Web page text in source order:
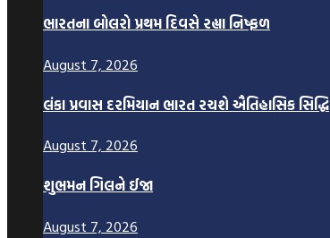
ભારતના બોલરો પ્રથમ દિવસે રહ્યા નિષ્ફળ
August 7, 2026
લંકા પ્રવાસ દરમિયાન ભારત રચશે ઐતિહાસિક સિદ્ધિ
August 7, 2026
શુભમન ગિલને ઈજા
August 7, 2026